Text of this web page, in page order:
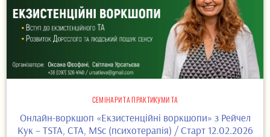
СЕМІНАРИ ТА ПРАКТИКУМИ ТА
Онлайн-воркшоп «Екзистенційні воркшопи» з Рейчел
Кук – TSTA, CTA, MSc (психотерапія) / Старт 12.02.2026